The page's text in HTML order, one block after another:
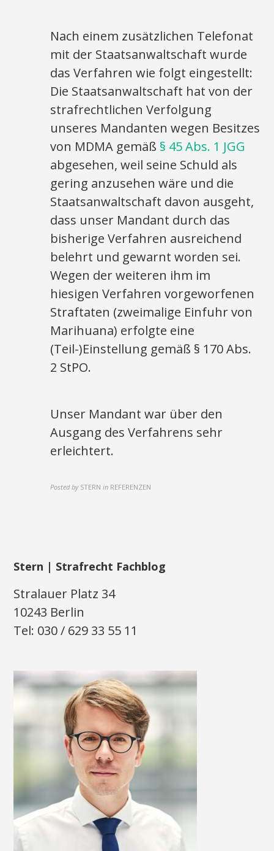
Nach einem zusätzlichen Telefonat
mit der Staatsanwaltschaft wurde
das Verfahren wie folgt eingestellt:
Die Staatsanwaltschaft hat von der
strafrechtlichen Verfolgung
unseres Mandanten wegen Besitzes
von MDMA gemäß § 45 Abs. 1 JGG
abgesehen, weil seine Schuld als
gering anzusehen wäre und die
Staatsanwaltschaft davon ausgeht,
dass unser Mandant durch das
bisherige Verfahren ausreichend
belehrt und gewarnt worden sei.
Wegen der weiteren ihm im
hiesigen Verfahren vorgeworfenen
Straftaten (zweimalige Einfuhr von
Marihuana) erfolgte eine
(Teil-)Einstellung gemäß § 170 Abs.
2 StPO.
Unser Mandant war über den
Ausgang des Verfahrens sehr
erleichtert.
Posted by STERN in REFERENZEN
Stern | Strafrecht Fachblog
Stralauer Platz 34
10243 Berlin
Tel: 030 / 629 33 55 11